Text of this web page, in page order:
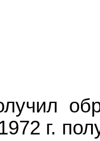
г.